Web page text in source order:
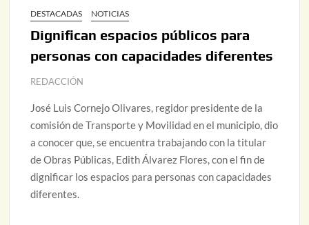
DESTACADAS NOTICIAS
Dignifican espacios públicos para
personas con capacidades diferentes
REDACCIÓN
José Luis Cornejo Olivares, regidor presidente de la
comisión de Transporte y Movilidad en el municipio, dio
a conocer que, se encuentra trabajando con la titular
de Obras Públicas, Edith Álvarez Flores, con el fin de
dignificar los espacios para personas con capacidades
diferentes.